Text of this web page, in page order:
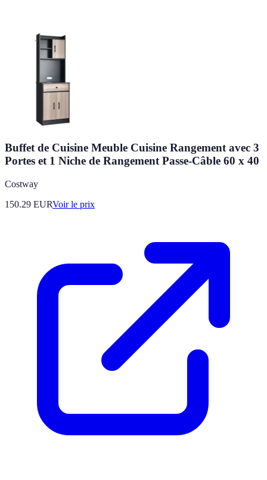
Buffet de Cuisine Meuble Cuisine Rangement avec 3
Portes et 1 Niche de Rangement Passe-Câble 60 x 40
Costway
150.29 EURVoir le prix